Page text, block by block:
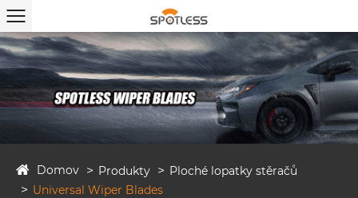
Domov Produkty
Ploché lopatky stěračů
Universal Wiper Blades